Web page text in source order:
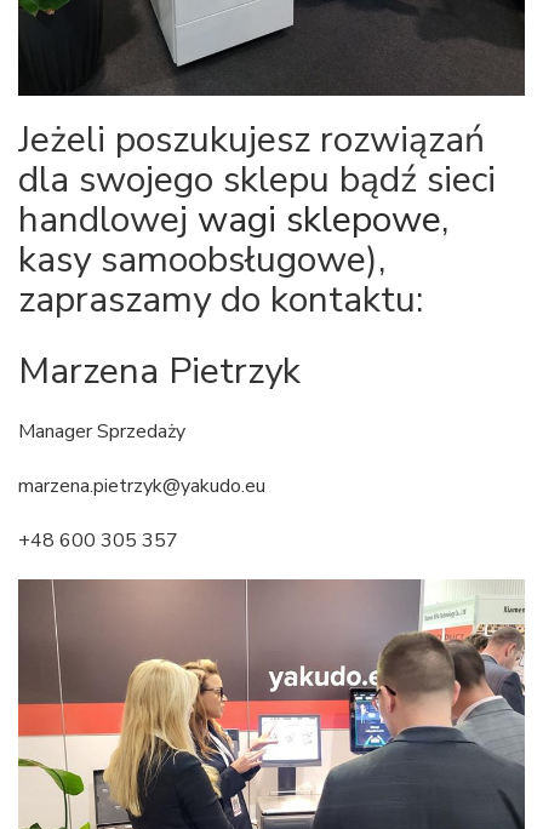
Jeżeli poszukujesz rozwiązań
dla swojego sklepu bądź sieci
handlowej wagi sklepowe,
kasy samoobsługowe),
zapraszamy do kontaktu:
Marzena Pietrzyk
Manager Sprzedaży
marzena.pietrzyk@yakudo.eu
+48 600 305 357